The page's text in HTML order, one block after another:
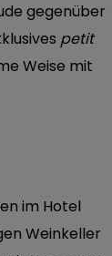
gegenüber
petit
Weise mit
im Hotel
Weinkeller